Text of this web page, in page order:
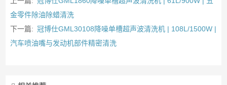
金零件除油除蜡清洗
下一篇: 冠博仕GML30108降噪单槽超声波清洗机 | 108L/1500W |
汽车喷油嘴与发动机部件精密清洗